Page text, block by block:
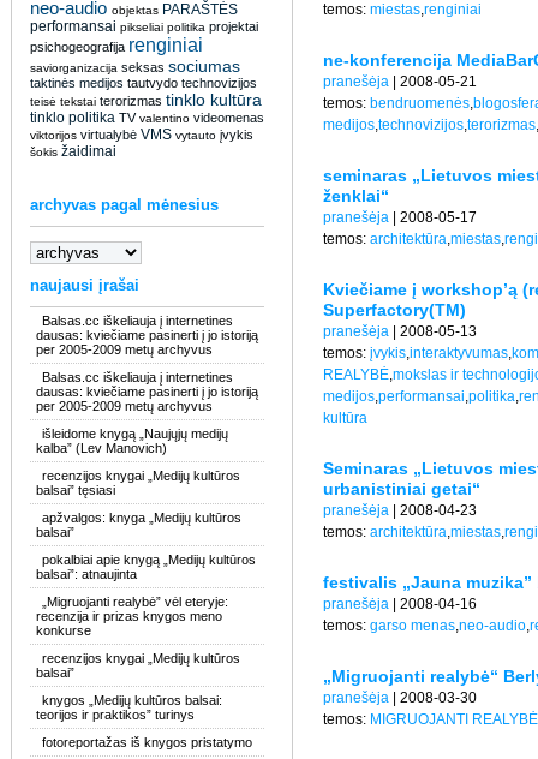
neo-audio objektas PARAŠTĖS
performansai pikseliai politika projektai
psichogeografija renginiai
saviorganizacija seksas sociumas
taktinės medijos tautvydo technovizijos
teisė tekstai terorizmas tinklo kultūra
tinklo politika TV valentino videomenas
viktorijos virtualybė VMS vytauto įvykis
šokis žaidimai
archyvas pagal mėnesius
naujausi įrašai
Balsas.cc iškeliauja į internetines
dausas: kviečiame pasinerti į jo istoriją
per 2005-2009 metų archyvus
Balsas.cc iškeliauja į internetines
dausas: kviečiame pasinerti į jo istoriją
per 2005-2009 metų archyvus
išleidome knygą „Naujųjų medijų
kalba” (Lev Manovich)
recenzijos knygai „Medijų kultūros
balsai” tęsiasi
apžvalgos: knyga „Medijų kultūros
balsai”
pokalbiai apie knygą „Medijų kultūros
balsai”: atnaujinta
„Migruojanti realybė” vėl eteryje:
recenzija ir prizas knygos meno
konkurse
recenzijos knygai „Medijų kultūros
balsai”
knygos „Medijų kultūros balsai:
teorijos ir praktikos” turinys
fotoreportažas iš knygos pristatymo
temos: miestas,renginiai
ne-konferencija
pranešėja | 2008-05-21
temos: bendruomenės,
medijos,technovizijos,terorizmas,
seminaras „Lietuvos
ženklai“
pranešėja | 2008-05-17
temos: architektūra,miestas,
Kviečiame į workshop’ą
Superfactory(TM)
pranešėja | 2008-05-13
temos: įvykis,interaktyvumas,
REALYBĖ,mokslas ir
medijos,performansai,politika,
kultūra
Seminaras „Lietuvos
urbanistiniai getai“
pranešėja | 2008-04-23
temos: architektūra,miestas,
festivalis „Jauna muzika”
pranešėja | 2008-04-16
temos: garso menas,neo-audio,
„Migruojanti realybė“
pranešėja | 2008-03-30
temos: MIGRUOJANTI REALYBĖ